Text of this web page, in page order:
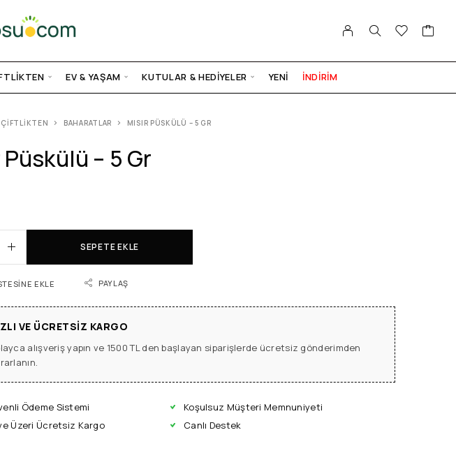
EV & YAŞAM KUTULAR & HEDIYELER YENI İNDİRİM
ÇIFTLIKTEN BAHARATLAR MISIR PÜSKÜLÜ – 5 GR
Püskülü – 5 Gr
SEPETE EKLE
EKLE PAYLAŞ
VE ÜCRETSIZ KARGO
alışveriş yapın ve 1500 TL den başlayan siparişlerde ücretsiz gönderimden
Ödeme Sistemi
Üzeri Ücretsiz Kargo
Koşulsuz Müşteri Memnuniyeti
Canlı Destek